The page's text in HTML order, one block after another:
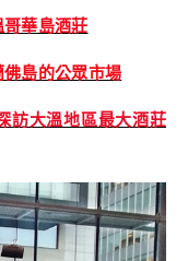
華島酒莊
島的公眾市場
訪大溫地區最大酒莊